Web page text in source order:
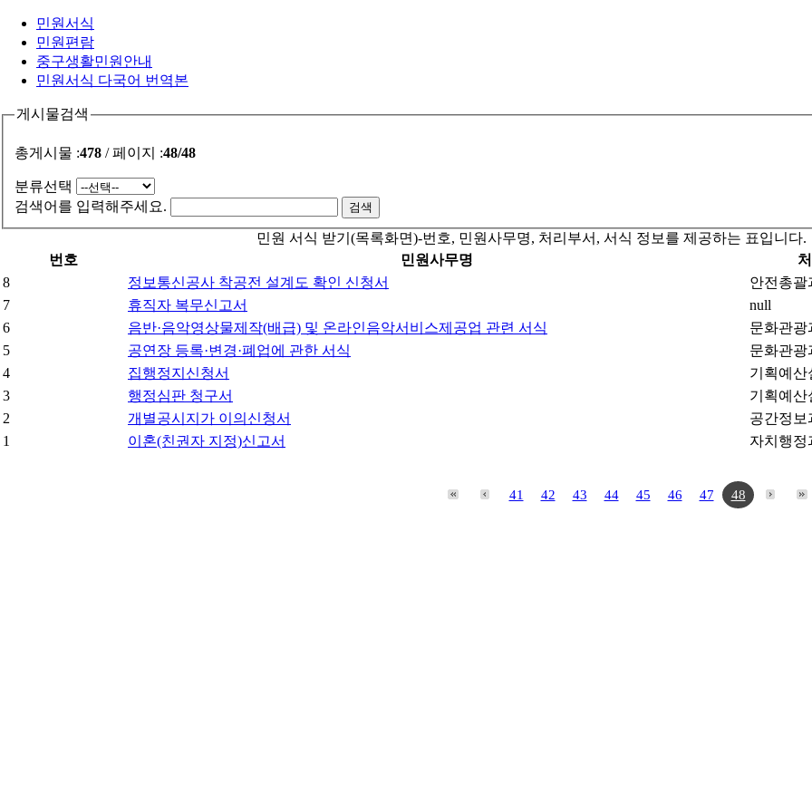
민원서식
민원편람
중구생활민원안내
민원서식 다국어 번역본
게시물검색
총게시물 :478 / 페이지 :48/48
분류선택
검색어를 입력해주세요.
민원 서식 받기(목록화면)-번호, 민원사무명, 처리부서, 서식 정보를 제공하는 표입니다.
번호
민원사무명
8
정보통신공사 착공전 설계도 확인 신청서
안전총괄
7
휴직자 복무신고서
null
6
음반·음악영상물제작(배급) 및 온라인음악서비스제공업 관련 서식
문화관광
5
공연장 등록·변경·폐업에 관한 서식
문화관광
4
집행정지신청서
기획예산
3
행정심판 청구서
기획예산
2
개별공시지가 이의신청서
공간정보
1
이혼(친권자 지정)신고서 자치행정
41 42 43 44 45 46 47 48